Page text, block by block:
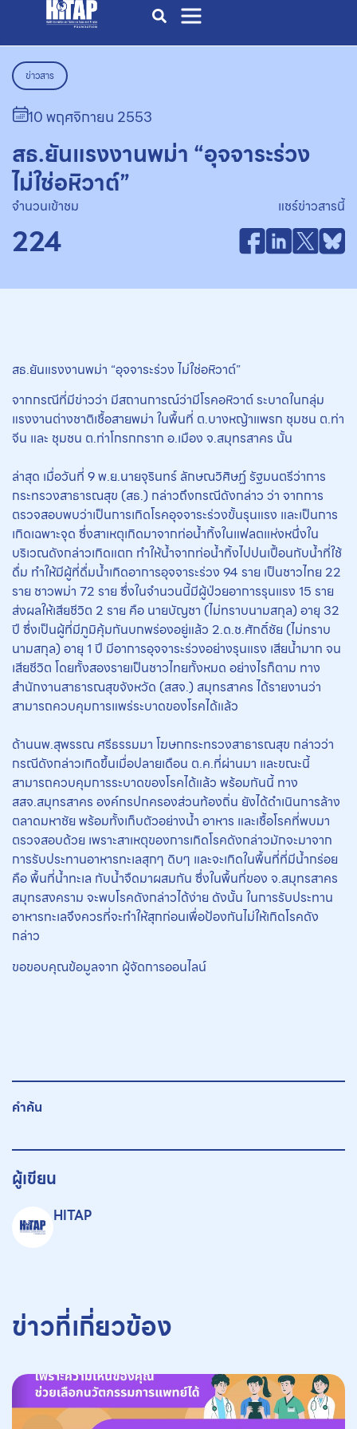
ข่าวสาร
10 พฤศจิกายน 2553
สธ.ยันแรงงานพม่า “อุจจาระร่วง
ไม่ใช่อหิวาต์”
จำนวนเข้าชม
224
แชร์ข่าวสารนี้
สธ.ยันแรงงานพม่า “อุจจาระร่วง ไม่ใช่อหิวาต์”
จากกรณีที่มีข่าวว่า มีสถานการณ์ว่ามีโรคอหิวาต์ ระบาดในกลุ่ม
แรงงานต่างชาติเชื้อสายพม่า ในพื้นที่ ต.บางหญ้าแพรก ชุมชน ต.ท่า
จีน และ ชุมชน ต.ท่าโกรกกราก อ.เมือง จ.สมุทรสาคร นั้น
ล่าสุด เมื่อวันที่ 9 พ.ย.นายจุรินทร์ ลักษณวิศิษฏ์ รัฐมนตรีว่าการ
กระทรวงสาธารณสุข (สธ.) กล่าวถึงกรณีดังกล่าว ว่า จากการ
ตรวจสอบพบว่าเป็นการเกิดโรคอุจจาระร่วงขั้นรุนแรง และเป็นการ
เกิดเฉพาะจุด ซึ่งสาเหตุเกิดมาจากท่อน้ำทิ้งในแฟลตแห่งหนึ่งใน
บริเวณดังกล่าวเกิดแตก ทำให้น้ำจากท่อน้ำทิ้งไปปนเปื้อนกับน้ำที่ใช้
ดื่ม ทำให้มีผู้ที่ดื่มน้ำเกิดอาการอุจจาระร่วง 94 ราย เป็นชาวไทย 22
ราย ชาวพม่า 72 ราย ซึ่งในจำนวนนี้มีผู้ป่วยอาการรุนแรง 15 ราย
ส่งผลให้เสียชีวิต 2 ราย คือ นายบัญชา (ไม่ทราบนามสกุล) อายุ 32
ปี ซึ่งเป็นผู้ที่มีภูมิคุ้มกันบกพร่องอยู่แล้ว 2.ด.ช.ศักดิ์ชัย (ไม่ทราบ
นามสกุล) อายุ 1 ปี มีอาการอุจจาระร่วงอย่างรุนแรง เสียน้ำมาก จน
เสียชีวิต โดยทั้งสองรายเป็นชาวไทยทั้งหมด อย่างไรก็ตาม ทาง
สำนักงานสาธารณสุขจังหวัด (สสจ.) สมุทรสาคร ได้รายงานว่า
สามารถควบคุมการแพร่ระบาดของโรคได้แล้ว
ด้านนพ.สุพรรณ ศรีธรรมมา โฆษกกระทรวงสาธารณสุข กล่าวว่า
กรณีดังกล่าวเกิดขึ้นเมื่อปลายเดือน ต.ค.ที่ผ่านมา และขณะนี้
สามารถควบคุมการระบาดของโรคได้แล้ว พร้อมกันนี้ ทาง
สสจ.สมุทรสาคร องค์กรปกครองส่วนท้องถิ่น ยังได้ดำเนินการล้าง
ตลาดมหาชัย พร้อมทั้งเก็บตัวอย่างน้ำ อาหาร และเชื้อโรคที่พบมา
ตรวจสอบด้วย เพราะสาเหตุของการเกิดโรคดังกล่าวมักจะมาจาก
การรับประทานอาหารทะเลสุกๆ ดิบๆ และจะเกิดในพื้นที่ที่มีน้ำกร่อย
คือ พื้นที่น้ำทะเล กับน้ำจืดมาผสมกัน ซึ่งในพื้นที่ของ จ.สมุทรสาคร
สมุทรสงคราม จะพบโรคดังกล่าวได้ง่าย ดังนั้น ในการรับประทาน
อาหารทะเลจึงควรที่จะทำให้สุกก่อนเพื่อป้องกันไม่ให้เกิดโรคดัง
กล่าว
ขอขอบคุณข้อมูลจาก ผู้จัดการออนไลน์
คำค้น
ผู้เขียน
HITAP
ข่าวที่เกี่ยวข้อง